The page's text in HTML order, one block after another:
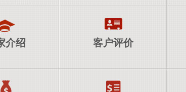
介绍 客户评价